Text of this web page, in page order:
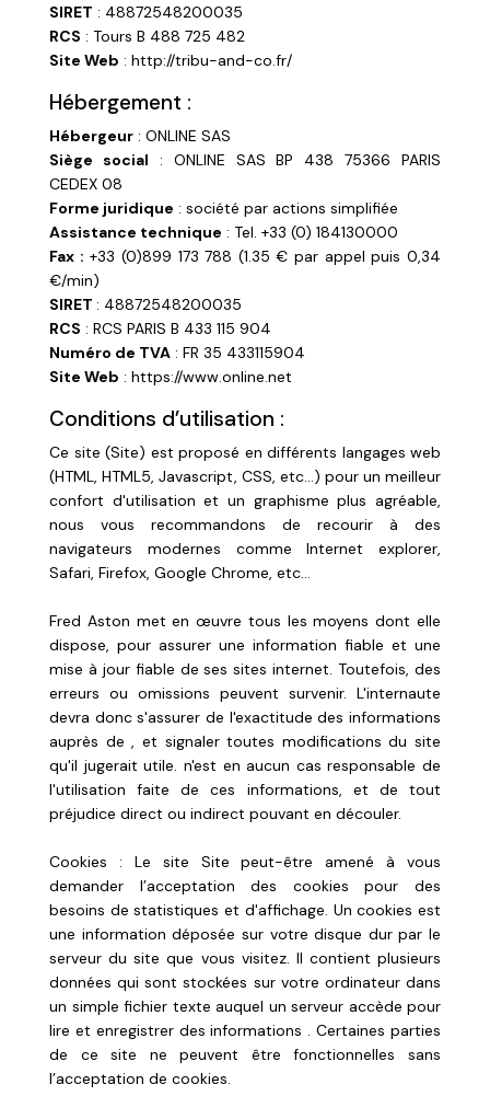
SIRET : 48872548200035
RCS : Tours B 488 725 482
Site Web : http://tribu-and-co.fr/
Hébergement :
Hébergeur : ONLINE SAS
Siège social : ONLINE SAS BP 438 75366 PARIS
CEDEX 08
Forme juridique : société par actions simplifiée
Assistance technique : Tel. +33 (0) 184130000
Fax : +33 (0)899 173 788 (1.35 € par appel puis 0,34
€/min)
SIRET : 48872548200035
RCS : RCS PARIS B 433 115 904
Numéro de TVA : FR 35 433115904
Site Web : https://www.online.net
Conditions d’utilisation :
Ce site (Site) est proposé en différents langages web
(HTML, HTML5, Javascript, CSS, etc…) pour un meilleur
confort d'utilisation et un graphisme plus agréable,
nous vous recommandons de recourir à des
navigateurs modernes comme Internet explorer,
Safari, Firefox, Google Chrome, etc…
Fred Aston met en œuvre tous les moyens dont elle
dispose, pour assurer une information fiable et une
mise à jour fiable de ses sites internet. Toutefois, des
erreurs ou omissions peuvent survenir. L'internaute
devra donc s'assurer de l'exactitude des informations
auprès de , et signaler toutes modifications du site
qu'il jugerait utile. n'est en aucun cas responsable de
l'utilisation faite de ces informations, et de tout
préjudice direct ou indirect pouvant en découler.
Cookies : Le site Site peut-être amené à vous
demander l’acceptation des cookies pour des
besoins de statistiques et d'affichage. Un cookies est
une information déposée sur votre disque dur par le
serveur du site que vous visitez. Il contient plusieurs
données qui sont stockées sur votre ordinateur dans
un simple fichier texte auquel un serveur accède pour
lire et enregistrer des informations . Certaines parties
de ce site ne peuvent être fonctionnelles sans
l’acceptation de cookies.